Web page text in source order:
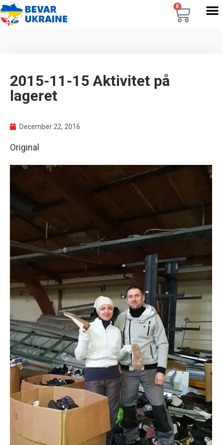
0
2015-11-15 Aktivitet på
lageret
December 22, 2016
Original